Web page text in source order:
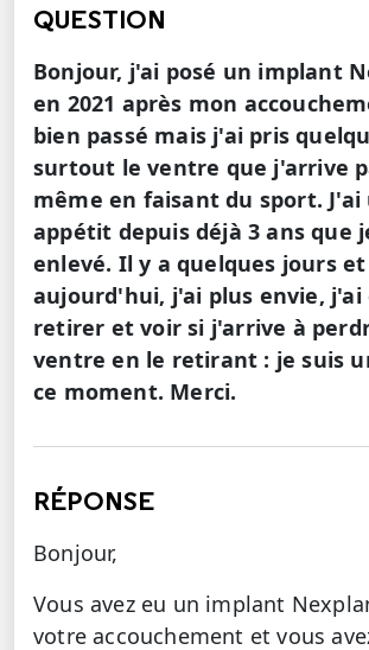
QUESTION
Bonjour, j'ai posé un implant
en 2021 après mon
bien passé mais j'ai pris
surtout le ventre que j'arrive
même en faisant du sport. J'ai
appétit depuis déjà 3 ans que
enlevé. Il y a quelques jours et
aujourd'hui, j'ai plus envie, j'ai
retirer et voir si j'arrive à
ventre en le retirant : je suis
ce moment. Merci.
RÉPONSE
Bonjour,
Vous avez eu un implant
votre accouchement et vous